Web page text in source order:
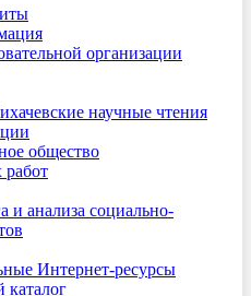
организации
научные чтения
общество
и анализа социально-
Интернет-ресурсы
каталог